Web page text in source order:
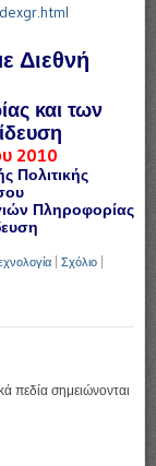
Διεθνή
και των
2010
Πολιτικής
Πληροφορίας
Σχόλιο
πεδία σημειώνονται